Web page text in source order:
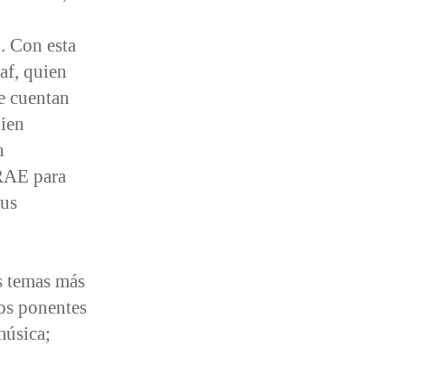
Con esta
quien
cuentan
para
más
ponentes